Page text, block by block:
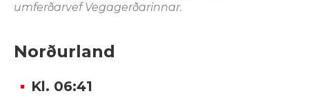
umferðarvef Vegagerðarinnar.
Norðurland
Kl. 06:41